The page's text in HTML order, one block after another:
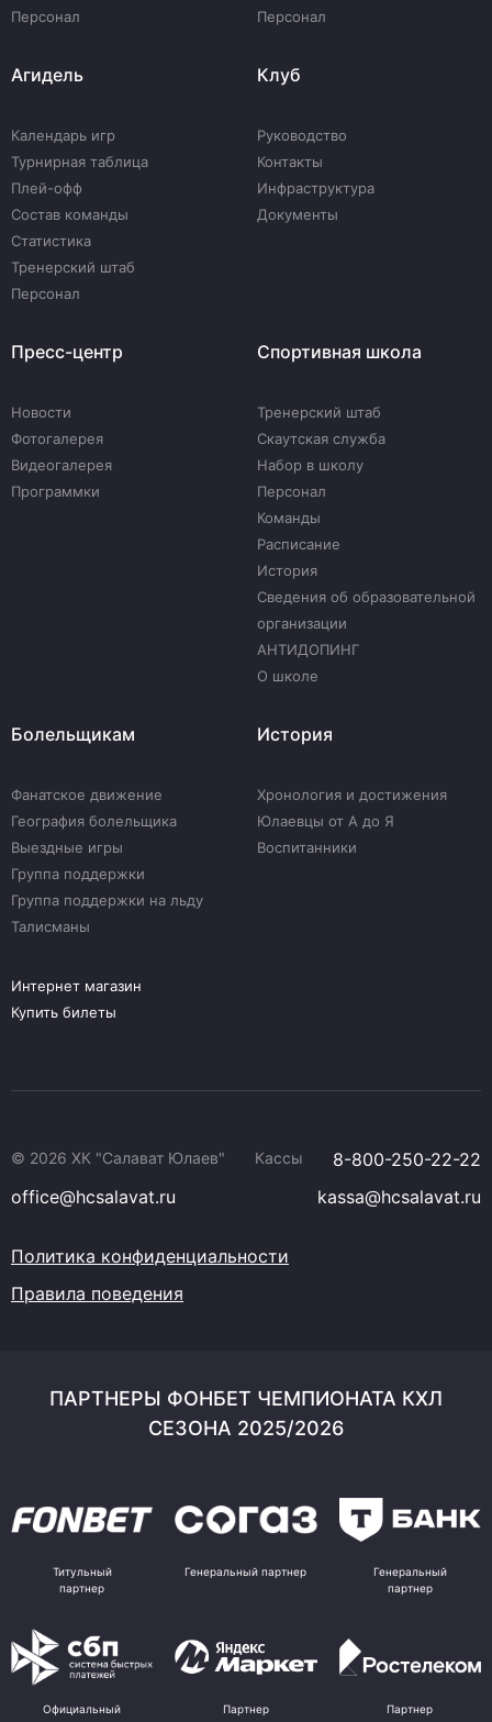
Персонал
Персонал
Агидель
Календарь игр
Турнирная таблица
Плей-офф
Состав команды
Статистика
Тренерский штаб
Персонал
Клуб
Руководство
Контакты
Инфраструктура
Документы
Пресс-центр
Новости
Фотогалерея
Видеогалерея
Программки
Спортивная школа
Тренерский штаб
Скаутская служба
Набор в школу
Персонал
Команды
Расписание
История
Сведения об образовательной
организации
АНТИДОПИНГ
О школе
Болельщикам
Фанатское движение
География болельщика
Выездные игры
Группа поддержки
Группа поддержки на льду
Талисманы
История
Хронология и достижения
Юлаевцы от А до Я
Воспитанники
Интернет магазин
Купить билеты
© 2026 ХК "Салават Юлаев" Кассы
8-800-250-22-22
office@hcsalavat.ru
kassa@hcsalavat.ru
Политика конфиденциальности
Правила поведения
ПАРТНЕРЫ ФОНБЕТ ЧЕМПИОНАТА КХЛ
СЕЗОНА 2025/2026
Титульный
партнер
Генеральный партнер
Генеральный
партнер
Официальный
Партнер Партнер